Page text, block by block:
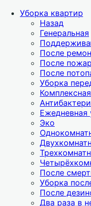
Уборка квартир
Назад
Генеральная
После
После
После
Уборка
Ежедневная
Эко
После
Уборка
После
Два раза в